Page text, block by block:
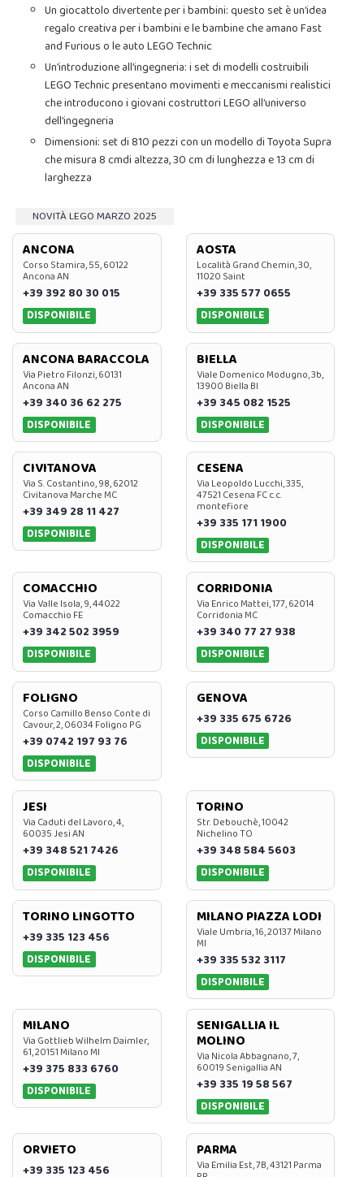
Un giocattolo divertente per i bambini: questo set è un’idea
regalo creativa per i bambini e le bambine che amano Fast
and Furious o le auto LEGO Technic
Un’introduzione all’ingegneria: i set di modelli costruibili
LEGO Technic presentano movimenti e meccanismi realistici
che introducono i giovani costruttori LEGO all’universo
dell’ingegneria
Dimensioni: set di 810 pezzi con un modello di Toyota Supra
che misura 8 cmdi altezza, 30 cm di lunghezza e 13 cm di
larghezza
NOVITÀ LEGO MARZO 2025
ANCONA
Corso Stamira, 55, 60122
Ancona AN
+39 392 80 30 015
DISPONIBILE
AOSTA
Località Grand Chemin, 30,
11020 Saint
+39 335 577 0655
DISPONIBILE
ANCONA BARACCOLA
Via Pietro Filonzi, 60131
Ancona AN
+39 340 36 62 275
DISPONIBILE
BIELLA
Viale Domenico Modugno, 3b,
13900 Biella BI
+39 345 082 1525
DISPONIBILE
CIVITANOVA
Via S. Costantino, 98, 62012
Civitanova Marche MC
+39 349 28 11 427
DISPONIBILE
CESENA
Via Leopoldo Lucchi, 335,
47521 Cesena FC c.c.
montefiore
+39 335 171 1900
DISPONIBILE
COMACCHIO
Via Valle Isola, 9, 44022
Comacchio FE
+39 342 502 3959
DISPONIBILE
CORRIDONIA
Via Enrico Mattei, 177, 62014
Corridonia MC
+39 340 77 27 938
DISPONIBILE
FOLIGNO
Corso Camillo Benso Conte di
Cavour, 2, 06034 Foligno PG
+39 0742 197 93 76
DISPONIBILE
GENOVA
+39 335 675 6726
DISPONIBILE
JESI
Via Caduti del Lavoro, 4,
60035 Jesi AN
+39 348 521 7426
DISPONIBILE
TORINO
Str. Debouchè, 10042
Nichelino TO
+39 348 584 5603
DISPONIBILE
TORINO LINGOTTO
+39 335 123 456
DISPONIBILE
MILANO PIAZZA LODI
Viale Umbria, 16, 20137 Milano
MI
+39 335 532 3117
DISPONIBILE
MILANO
Via Gottlieb Wilhelm Daimler,
61, 20151 Milano MI
+39 375 833 6760
DISPONIBILE
SENIGALLIA IL
MOLINO
Via Nicola Abbagnano, 7,
60019 Senigallia AN
+39 335 19 58 567
DISPONIBILE
ORVIETO
+39 335 123 456
PARMA
Via Emilia Est, 7B, 43121 Parma